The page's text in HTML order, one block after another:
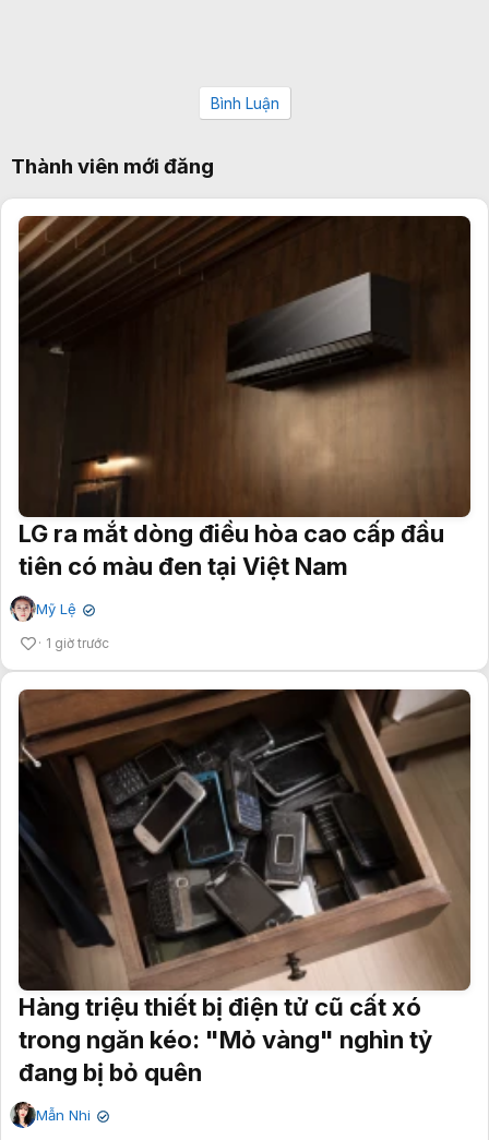
Bình Luận
Thành viên mới đăng
LG ra mắt dòng điều hòa cao cấp đầu
tiên có màu đen tại Việt Nam
Mỹ Lệ ✔
1 giờ trước
Hàng triệu thiết bị điện tử cũ cất xó
trong ngăn kéo: "Mỏ vàng" nghìn tỷ
đang bị bỏ quên
Mẫn Nhi ✔